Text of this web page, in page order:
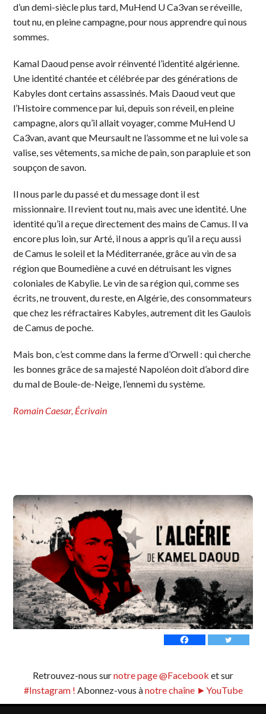
d’un demi-siècle plus tard, MuHend U Ca3van se réveille,
tout nu, en pleine campagne, pour nous apprendre qui nous
sommes.
Kamal Daoud pense avoir réinventé l’identité algérienne.
Une identité chantée et célébrée par des générations de
Kabyles dont certains assassinés. Mais Daoud veut que
l’Histoire commence par lui, depuis son réveil, en pleine
campagne, alors qu’il allait voyager, comme MuHend U
Ca3van, avant que Meursault ne l’assomme et ne lui vole sa
valise, ses vêtements, sa miche de pain, son parapluie et son
soupçon de savon.
Il nous parle du passé et du message dont il est
missionnaire. Il revient tout nu, mais avec une identité. Une
identité qu’il a reçue directement des mains de Camus. Il va
encore plus loin, sur Arté, il nous a appris qu’il a reçu aussi
de Camus le soleil et la Méditerranée, grâce au vin de sa
région que Boumediène a cuvé en détruisant les vignes
coloniales de Kabylie. Le vin de sa région qui, comme ses
écrits, ne trouvent, du reste, en Algérie, des consommateurs
que chez les réfractaires Kabyles, autrement dit les Gaulois
de Camus de poche.
Mais bon, c’est comme dans la ferme d’Orwell : qui cherche
les bonnes grâce de sa majesté Napoléon doit d’abord dire
du mal de Boule-de-Neige, l’ennemi du système.
Romain Caesar, Écrivain
Retrouvez-nous surnotre page @Facebook et sur
#Instagram ! Abonnez-vous ànotre chaîne ►YouTube